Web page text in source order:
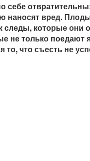
себе
наносят вред.
следы, которые
не только
то, что съесть не